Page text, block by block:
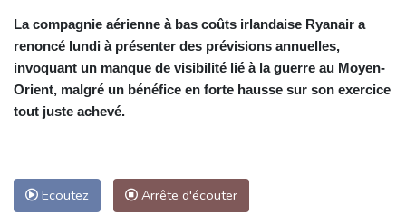
La compagnie aérienne à bas coûts irlandaise Ryanair a
renoncé lundi à présenter des prévisions annuelles,
invoquant un manque de visibilité lié à la guerre au Moyen-
Orient, malgré un bénéfice en forte hausse sur son exercice
tout juste achevé.
Ecoutez Arrête d'écouter